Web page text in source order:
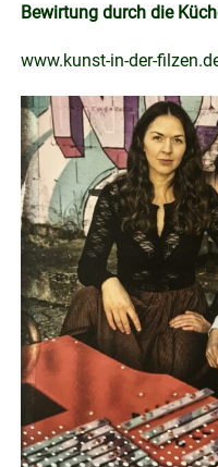
Bewirtung durch die
www.kunst-in-der-